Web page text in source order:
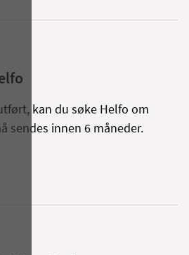
kan du søke Helfo om
sendes innen 6 måneder.